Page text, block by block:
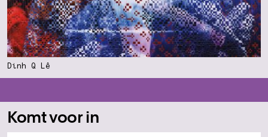
Dinh Q Lê
Komt voor in